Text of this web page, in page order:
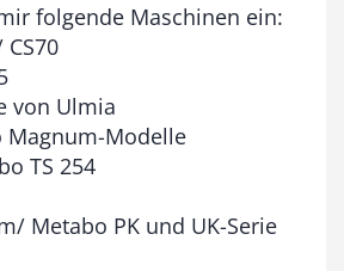
folgende Maschinen ein:
CS70
von Ulmia
Magnum-Modelle
TS 254
Metabo PK und UK-Serie